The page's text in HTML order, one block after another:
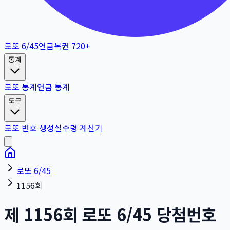
로또 6/45연금복권 720+
통계
로또 통계연금 통계
도구
로또 번호 생성실수령 계산기
로또 6/45
1156회
제 1156회 로또 6/45 당첨번호